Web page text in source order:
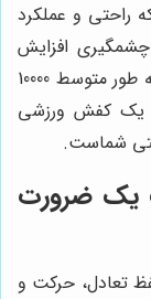
راحتی و عملکرد
افزایش
می‌دهند. به یاد داشته باشید که پاها روزانه به طور متوسط 10000
یک کفش ورزشی
شماست.
یک ضرورت
تعادل، حرکت و